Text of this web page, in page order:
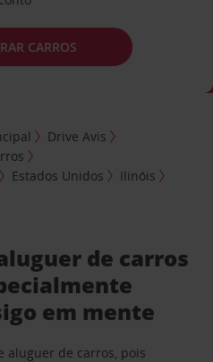
CARROS
Drive Avis
Estados Unidos
Ilinóis
de carros
em mente
aluguer de carros, pois